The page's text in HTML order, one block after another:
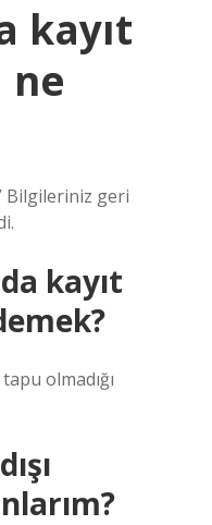
kayıt
ne
Bilgileriniz geri
kayıt
olmadığı